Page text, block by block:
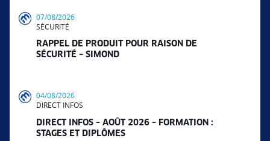
07/08/2026
SÉCURITÉ
RAPPEL DE PRODUIT POUR RAISON DE
SÉCURITÉ – SIMOND
04/08/2026
DIRECT INFOS
DIRECT INFOS – AOÛT 2026 – FORMATION :
STAGES ET DIPLÔMES